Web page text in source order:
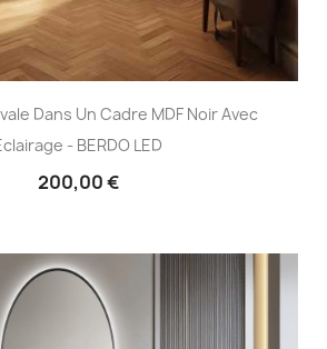
Dans Un Cadre MDF Noir Avec
- BERDO LED
200,00 €